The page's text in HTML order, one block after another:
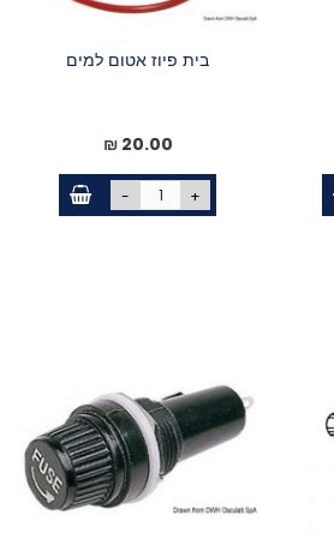
בית פיוז אטום למים
20.00 ₪
- +